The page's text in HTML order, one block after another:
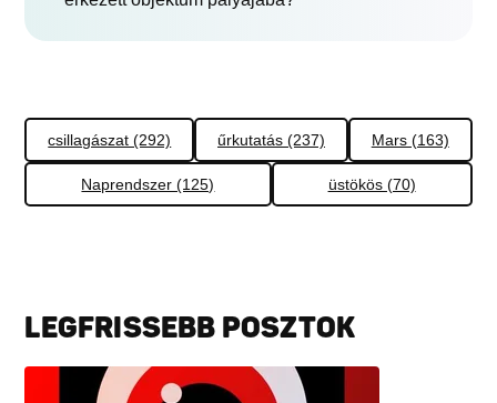
csillagászat (292) űrkutatás (237) Mars (163)
Naprendszer (125) üstökös (70)
LEGFRISSEBB POSZTOK